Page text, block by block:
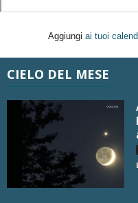
Aggiungi ai tuoi
CIELO DEL MESE